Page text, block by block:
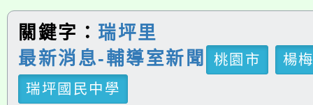
關鍵字： 瑞坪里
最新消息-輔導室新聞
桃園市
楊
瑞坪國民中學